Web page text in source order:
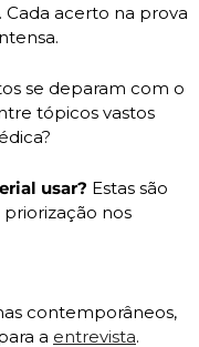
acerto na prova
tópicos vastos
usar? Estas são
nos
contemporâneos,
a entrevista.